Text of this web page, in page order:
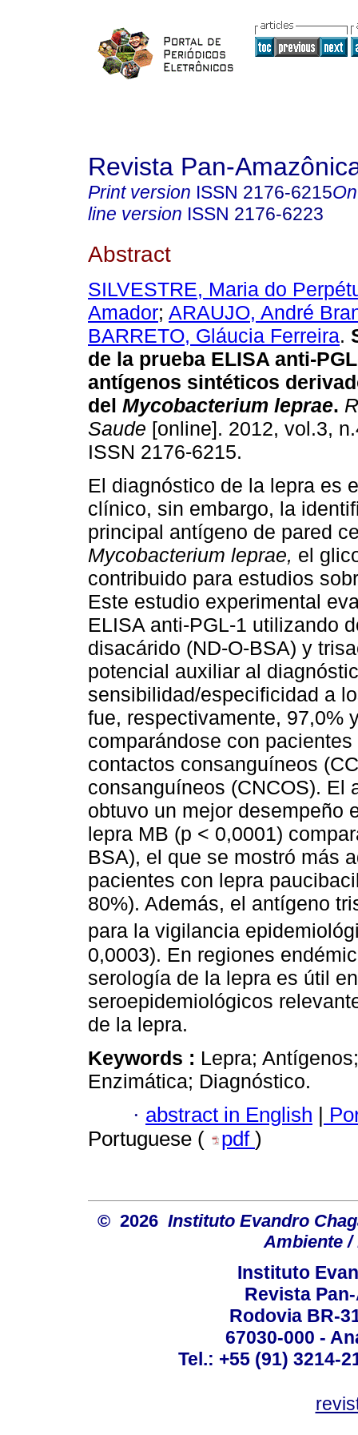
Revista Pan-
Print version ISSN 2176-6215
line version ISSN 2176-6223
Abstract
SILVESTRE, Maria do
Amador; ARAUJO, André
BARRETO, Gláucia Ferreira.
de la prueba ELISA anti-
antígenos sintéticos
del Mycobacterium leprae.
Saude [online]. 2012, vol.3,
ISSN 2176-6215.
El diagnóstico de la lepra es
clínico, sin embargo, la
principal antígeno de pared
Mycobacterium leprae, el
contribuido para estudios
Este estudio experimental
ELISA anti-PGL-1 utilizando
disacárido (ND-O-BSA) y
potencial auxiliar al
sensibilidad/especificidad a
fue, respectivamente, 97,0%
comparándose con
contactos consanguíneos
consanguíneos (CNCOS). El
obtuvo un mejor desempeño
lepra MB (p < 0,0001)
BSA), el que se mostró más
pacientes con lepra
80%). Además, el antígeno
para la vigilancia
0,0003). En regiones
serología de la lepra es útil
seroepidemiológicos
de la lepra.
Keywords : Lepra;
Enzimática; Diagnóstico.
· abstract in English
Portuguese (
pdf )
© 2026 Instituto Evandro
Ambiente /
Instituto
Revista
Rodovia BR-
67030-000 -
Tel.: +55 (91) 3214-